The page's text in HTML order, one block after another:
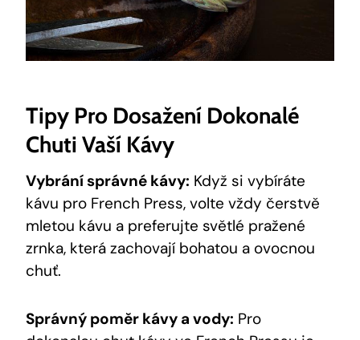
Tipy Pro Dosažení Dokonalé
Chuti Vaší Kávy
Vybrání správné kávy: Když si vybíráte
kávu pro French Press, volte vždy čerstvě
mletou kávu a preferujte světlé pražené
zrnka, která zachovají bohatou a ovocnou
chuť.
Správný poměr kávy a vody: Pro